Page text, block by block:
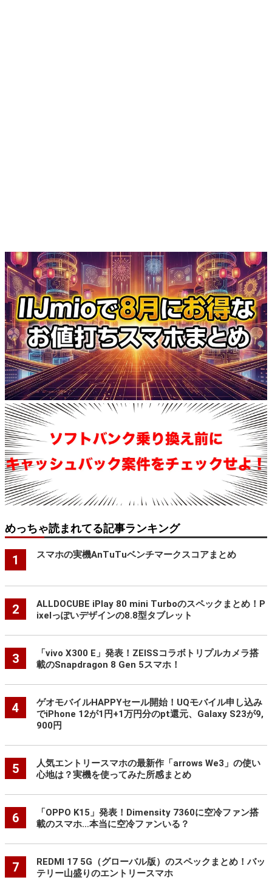
めっちゃ読まれてる記事ランキング
1 スマホの実機AnTuTuベンチマークスコアまとめ
2
ALLDOCUBE iPlay 80 mini Turboのスペックまとめ！P
ixelっぽいデザインの8.8型タブレット
3
「vivo X300 E」発表！ZEISSコラボトリプルカメラ搭
載のSnapdragon 8 Gen 5スマホ！
4
ゲオモバイルHAPPYセール開始！UQモバイル申し込み
でiPhone 12が1円+1万円分のpt還元、Galaxy S23が9,
900円
5
人気エントリースマホの最新作「arrows We3」の使い
心地は？実機を使ってみた所感まとめ
6
「OPPO K15」発表！Dimensity 7360に空冷ファン搭
載のスマホ…本当に空冷ファンいる？
7
REDMI 17 5G（グローバル版）のスペックまとめ！バッ
テリー山盛りのエントリースマホ